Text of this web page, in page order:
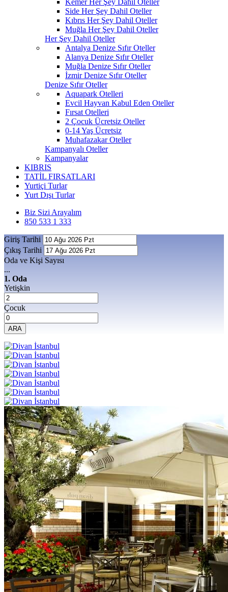
Side Her Şey Dahil Oteller
Kıbrıs Her Şey Dahil Oteller
Muğla Her Şey Dahil Oteller
Her Şey Dahil Oteller
Antalya Denize Sıfır Oteller
Alanya Denize Sıfır Oteller
Muğla Denize Sıfır Oteller
İzmir Denize Sıfır Oteller
Denize Sıfır Oteller
Aquapark Otelleri
Evcil Hayvan Kabul Eden Oteller
Fırsat Otelleri
2 Çocuk Ücretsiz Oteller
0-14 Yaş Ücretsiz
Muhafazakar Oteller
Kampanyalı Oteller
Kampanyalar
KIBRIS
TATİL FIRSATLARI
Yurtiçi Turlar
Yurt Dışı Turlar
Biz Sizi Arayalım
850 533 1 333
Giriş Tarihi
Çıkış Tarihi
Oda ve Kişi Sayısı
...
1. Oda
Yetişkin
Çocuk
ARA